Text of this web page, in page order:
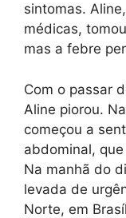
sintomas.
médicas,
mas a febre
Com o passar
Aline piorou.
começou a
abdominal,
Na manhã do
levada de
Norte, em